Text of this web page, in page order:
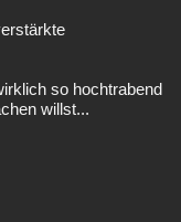
so hochtrabend
willst...